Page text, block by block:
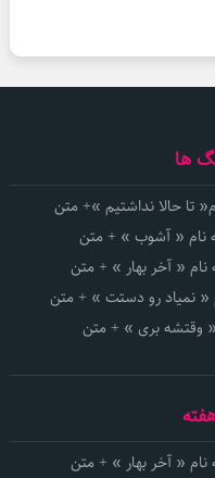
ها
تا حالا نداشتیم »+ متن
نام « آشوب » + متن
« آخر بهار » + متن
« نمیاد رو دستت » + متن
وقتشه بری » + متن
« آخر بهار » + متن